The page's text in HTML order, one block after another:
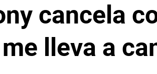
cancela
lleva a